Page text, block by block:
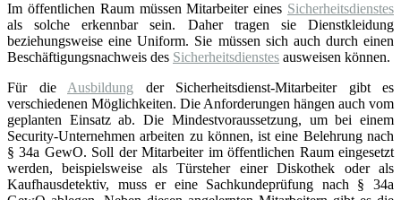
Im öffentlichen Raum müssen Mitarbeiter eines Sicherheitsdienstes
als solche erkennbar sein. Daher tragen sie Dienstkleidung
beziehungsweise eine Uniform. Sie müssen sich auch durch einen
Beschäftigungsnachweis des Sicherheitsdienstes ausweisen können.
Für die Ausbildung der Sicherheitsdienst-Mitarbeiter gibt es
verschiedenen Möglichkeiten. Die Anforderungen hängen auch vom
geplanten Einsatz ab. Die Mindestvoraussetzung, um bei einem
Security-Unternehmen arbeiten zu können, ist eine Belehrung nach
§ 34a GewO. Soll der Mitarbeiter im öffentlichen Raum eingesetzt
werden, beispielsweise als Türsteher einer Diskothek oder als
Kaufhausdetektiv, muss er eine Sachkundeprüfung nach § 34a